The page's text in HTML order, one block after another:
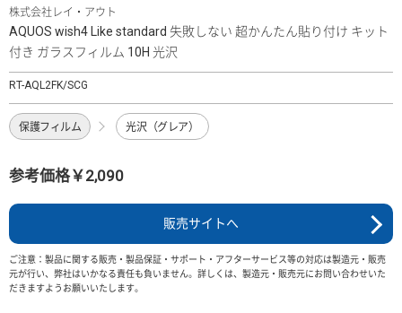
株式会社レイ・アウト
AQUOS wish4 Like standard 失敗しない 超かんたん貼り付け キット
付き ガラスフィルム 10H 光沢
RT-AQL2FK/SCG
保護フィルム 光沢（グレア）
参考価格￥2,090
販売サイトへ
ご注意：製品に関する販売・製品保証・サポート・アフターサービス等の対応は製造元・販売
元が行い、弊社はいかなる責任も負いません。詳しくは、製造元・販売元にお問い合わせいた
だきますようお願いいたします。